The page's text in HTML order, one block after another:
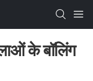
के बॉलिंग